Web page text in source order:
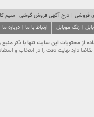
فروشی | درج آگهی فروش گوشی سیم
| زنگ موبایل ارتباط با ما | درباره ما